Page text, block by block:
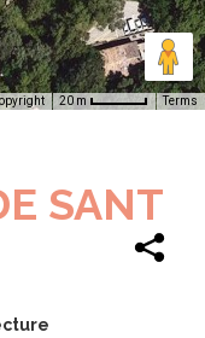
20 m Terms
SANT